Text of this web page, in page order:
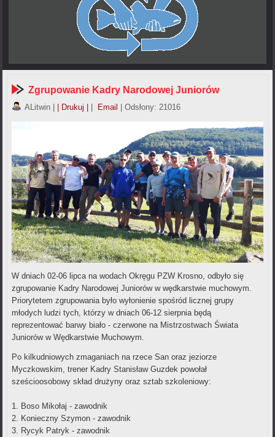
Zgrupowanie Kadry Narodowej Juniorów
ALitwin | Drukuj | Email | Odsłony: 21016
W dniach 02-06 lipca na wodach Okręgu PZW Krosno, odbyło się
zgrupowanie Kadry Narodowej Juniorów w wędkarstwie muchowym.
Priorytetem zgrupowania było wyłonienie spośród licznej grupy
młodych ludzi tych, którzy w dniach 06-12 sierpnia będą
reprezentować barwy biało - czerwone na Mistrzostwach Świata
Juniorów w Wędkarstwie Muchowym.
Po kilkudniowych zmaganiach na rzece San oraz jeziorze
Myczkowskim, trener Kadry Stanisław Guzdek powołał
sześcioosobowy skład drużyny oraz sztab szkoleniowy:
1. Boso Mikołaj - zawodnik
2. Konieczny Szymon - zawodnik
3. Rycyk Patryk - zawodnik